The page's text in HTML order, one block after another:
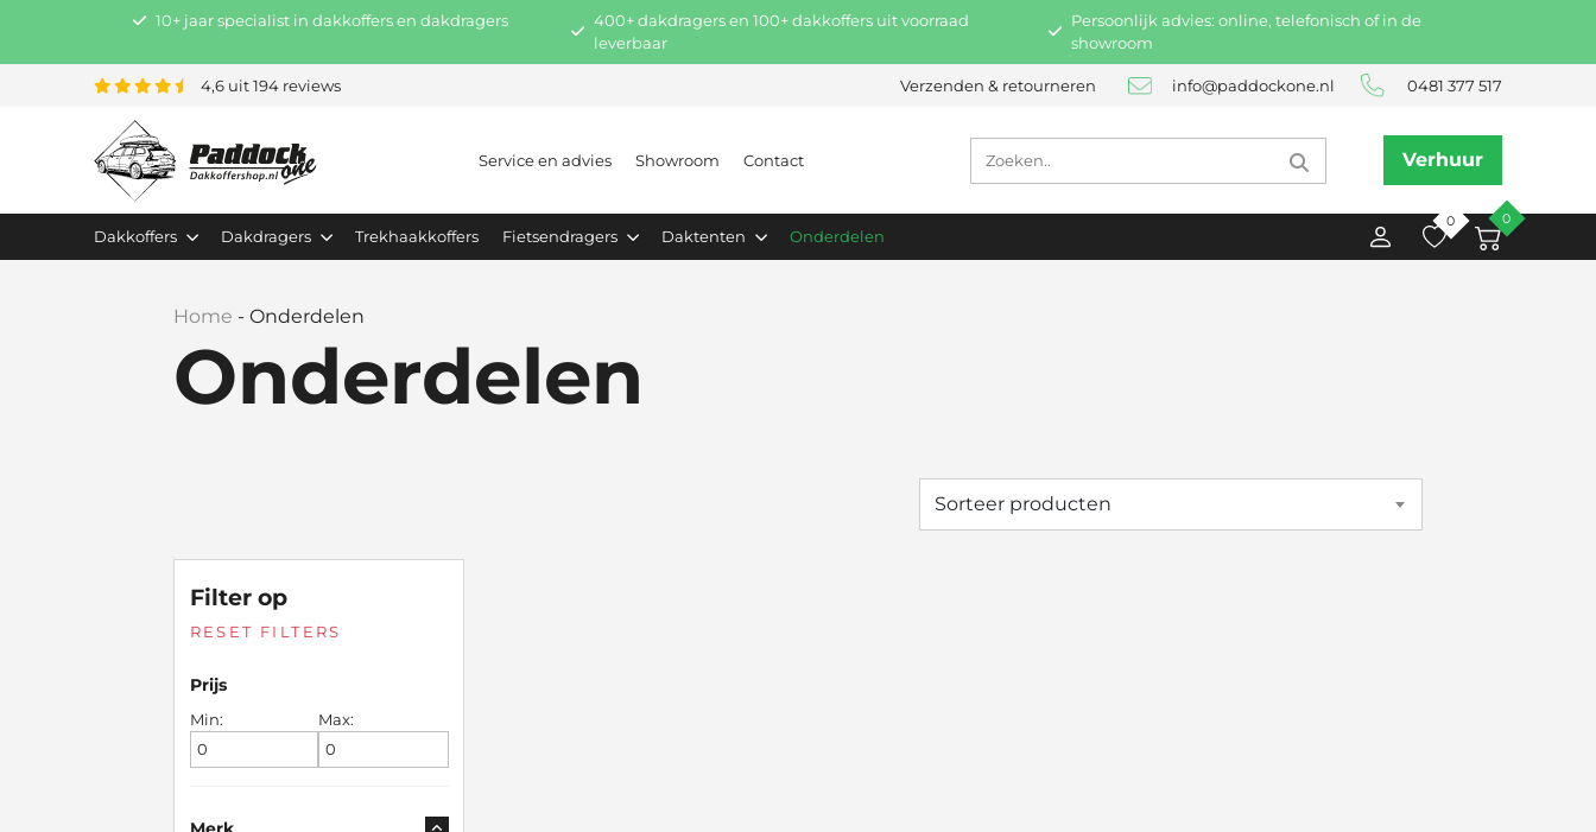
10+ jaar specialist in dakkoffers en dakdragers
400+ dakdragers en 100+ dakkoffers uit voorraad
leverbaar
Persoonlijk advies: online, telefonisch of in de
showroom
4,6 uit 194 reviews Verzenden & retourneren info@paddockone.nl 0481 377 517
Service en advies Showroom Contact Verhuur
Dakkoffers Dakdragers Trekhaakkoffers Fietsendragers Daktenten Onderdelen
0 0
Home -Onderdelen
Onderdelen
Filter op
RESET FILTERS
Prijs
Min: Max: